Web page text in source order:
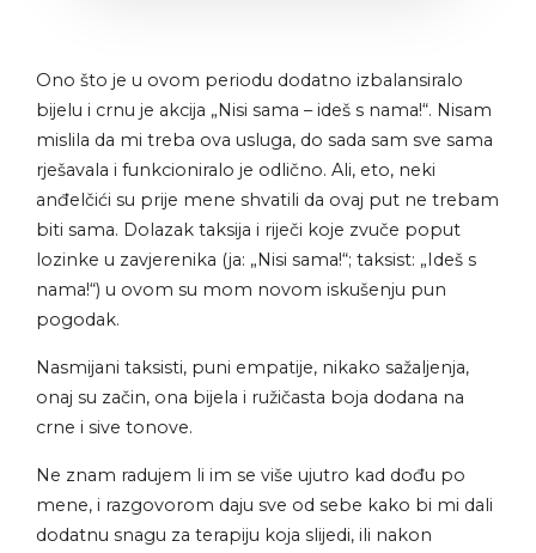
Ono što je u ovom periodu dodatno izbalansiralo
bijelu i crnu je akcija „Nisi sama – ideš s nama!“. Nisam
mislila da mi treba ova usluga, do sada sam sve sama
rješavala i funkcioniralo je odlično. Ali, eto, neki
anđelčići su prije mene shvatili da ovaj put ne trebam
biti sama. Dolazak taksija i riječi koje zvuče poput
lozinke u zavjerenika (ja: „Nisi sama!“; taksist: „Ideš s
nama!“) u ovom su mom novom iskušenju pun
pogodak.
Nasmijani taksisti, puni empatije, nikako sažaljenja,
onaj su začin, ona bijela i ružičasta boja dodana na
crne i sive tonove.
Ne znam radujem li im se više ujutro kad dođu po
mene, i razgovorom daju sve od sebe kako bi mi dali
dodatnu snagu za terapiju koja slijedi, ili nakon